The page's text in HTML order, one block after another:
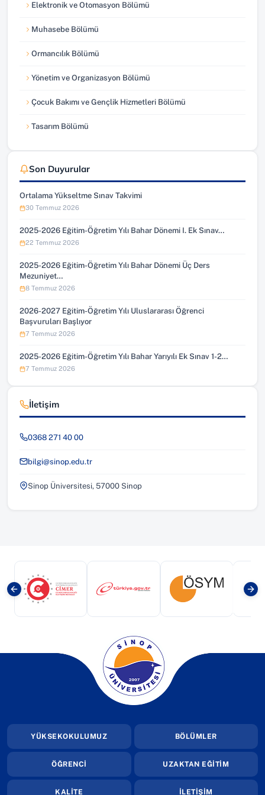
Elektronik ve Otomasyon Bölümü
Muhasebe Bölümü
Ormancılık Bölümü
Yönetim ve Organizasyon Bölümü
Çocuk Bakımı ve Gençlik Hizmetleri Bölümü
Tasarım Bölümü
Son Duyurular
Ortalama Yükseltme Sınav Takvimi
30 Temmuz 2026
2025-2026 Eğitim-Öğretim Yılı Bahar Dönemi I. Ek Sınav…
22 Temmuz 2026
2025-2026 Eğitim-Öğretim Yılı Bahar Dönemi Üç Ders
Mezuniyet…
8 Temmuz 2026
2026-2027 Eğitim-Öğretim Yılı Uluslararası Öğrenci
Başvuruları Başlıyor
7 Temmuz 2026
2025-2026 Eğitim-Öğretim Yılı Bahar Yarıyılı Ek Sınav 1-2…
7 Temmuz 2026
İletişim
0368 271 40 00
bilgi@sinop.edu.tr
Sinop Üniversitesi, 57000 Sinop
(yeni sekmede açılır)(yeni sekmede açılır)(yeni sekmede
(yeni sekmede açılır)
YÜKSEKOKULUMUZ BÖLÜMLER
ÖĞRENCİ UZAKTAN EĞİTİM
KALİTE İLETİŞİM